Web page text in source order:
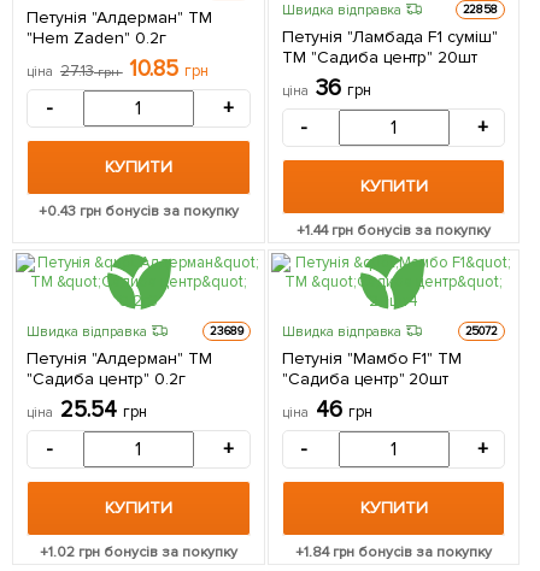
Петунія "Алдерман" ТМ
"Hem Zaden" 0.2г
ціна 27.13грн 10.85 грн
- +
КУПИТИ
+0.43 грн бонусів за покупку
Швидка відправка 22858
Петунія "Ламбада F1 суміш"
ТМ "Садиба центр" 20шт
ціна 36 грн
- +
КУПИТИ
+1.44грн бонусів за покупку
Швидка відправка 23689
Петунія "Алдерман" ТМ
"Садиба центр" 0.2г
ціна 25.54 грн
- +
КУПИТИ
+1.02 грн бонусів за покупку
Швидка відправка 25072
Петунія "Мамбо F1" ТМ
"Садиба центр" 20шт
ціна 46 грн
- +
КУПИТИ
+1.84грн бонусів за покупку